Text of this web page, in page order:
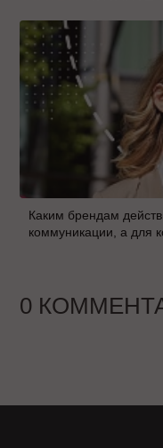
Каким брендам
коммуникации, а для
0